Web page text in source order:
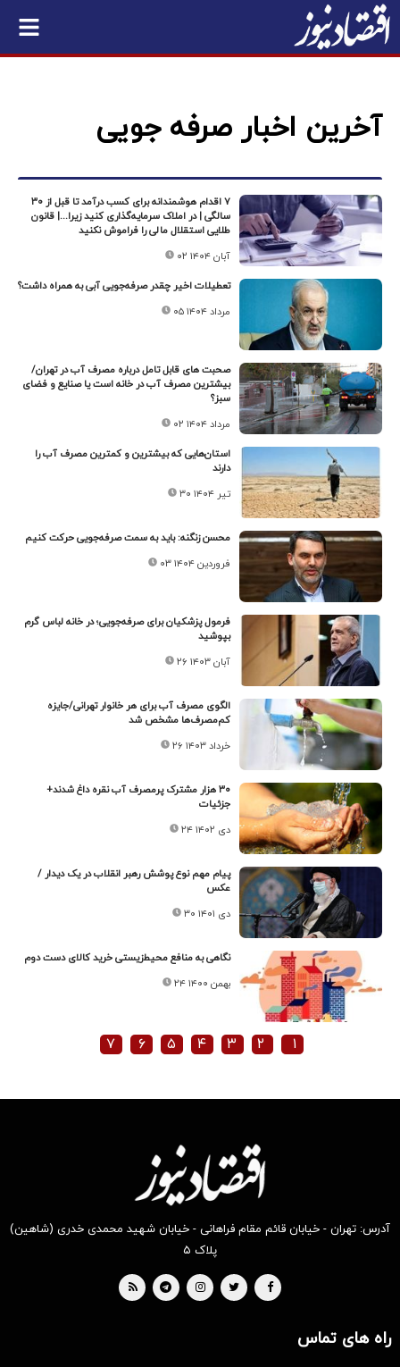
آخرین اخبار صرفه جویی
۷ اقدام هوشمندانه برای کسب درآمد تا قبل از ۳۰
سالگی | در املاک سرمایه‌گذاری کنید زیرا...| قانون
طلایی استقلال مالی را فراموش نکنید
۰۲ آبان ۱۴۰۴
تعطیلات اخیر چقدر صرفه‌جویی آبی به همراه داشت؟
۰۵ مرداد ۱۴۰۴
صحبت های قابل تامل درباره مصرف آب در تهران/
بیشترین مصرف آب در خانه است یا صنایع و فضای
سبز؟
۰۲ مرداد ۱۴۰۴
استان‌هایی که بیشترین و کمترین مصرف آب را
دارند
۳۰ تیر ۱۴۰۴
محسن زنگنه: باید به سمت صرفه‌جویی حرکت کنیم
۰۳ فروردین ۱۴۰۴
فرمول پزشکیان برای صرفه‌جویی؛ در خانه لباس گرم
بپوشید
۲۶ آبان ۱۴۰۳
الگوی مصرف آب برای هر خانوار تهرانی/جایزه
کم‌مصرف‌ها مشخص شد
۲۶ خرداد ۱۴۰۳
۳۰ هزار مشترک پرمصرف آب نقره داغ شدند+
جزئیات
۲۴ دی ۱۴۰۲
پیام مهم نوع پوشش رهبر انقلاب در یک دیدار /
عکس
۳۰ دی ۱۴۰۱
نگاهی به منافع محیط‌زیستی خرید کالای دست دوم
۲۴ بهمن ۱۴۰۰
۱ ۲ ۳ ۴ ۵ ۶ ۷
آدرس: تهران - خیابان قائم مقام فراهانی - خیابان شهید محمدی خدری (شاهین)
پلاک ۵
راه های تماس